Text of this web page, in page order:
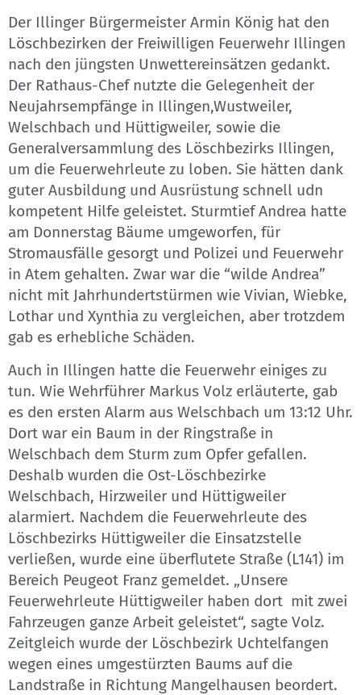
Der Illinger Bürgermeister Armin König hat den
Löschbezirken der Freiwilligen Feuerwehr Illingen
nach den jüngsten Unwettereinsätzen gedankt.
Der Rathaus-Chef nutzte die Gelegenheit der
Neujahrsempfänge in Illingen,Wustweiler,
Welschbach und Hüttigweiler, sowie die
Generalversammlung des Löschbezirks Illingen,
um die Feuerwehrleute zu loben. Sie hätten dank
guter Ausbildung und Ausrüstung schnell udn
kompetent Hilfe geleistet. Sturmtief Andrea hatte
am Donnerstag Bäume umgeworfen, für
Stromausfälle gesorgt und Polizei und Feuerwehr
in Atem gehalten. Zwar war die “wilde Andrea”
nicht mit Jahrhundertstürmen wie Vivian, Wiebke,
Lothar und Xynthia zu vergleichen, aber trotzdem
gab es erhebliche Schäden.
Auch in Illingen hatte die Feuerwehr einiges zu
tun. Wie Wehrführer Markus Volz erläuterte, gab
es den ersten Alarm aus Welschbach um 13:12 Uhr.
Dort war ein Baum in der Ringstraße in
Welschbach dem Sturm zum Opfer gefallen.
Deshalb wurden die Ost-Löschbezirke
Welschbach, Hirzweiler und Hüttigweiler
alarmiert. Nachdem die Feuerwehrleute des
Löschbezirks Hüttigweiler die Einsatzstelle
verließen, wurde eine überflutete Straße (L141) im
Bereich Peugeot Franz gemeldet. „Unsere
Feuerwehrleute Hüttigweiler haben dort mit zwei
Fahrzeugen ganze Arbeit geleistet“, sagte Volz.
Zeitgleich wurde der Löschbezirk Uchtelfangen
wegen eines umgestürzten Baums auf die
Landstraße in Richtung Mangelhausen beordert.